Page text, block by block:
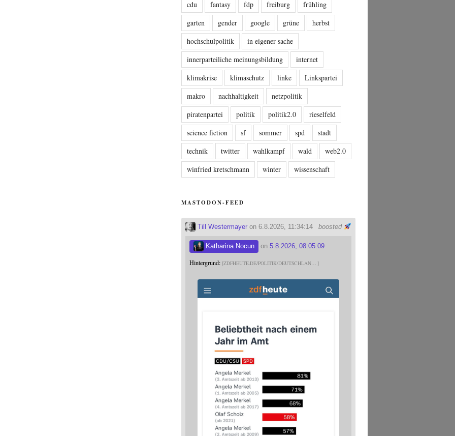
cdu
fantasy fdp freiburg
frühling
garten
gender google grüne
herbst
hochschulpolitik
in eigener sache
innerparteiliche meinungsbildung
internet
klimakrise
klimaschutz linke
Linkspartei
makro
nachhaltigkeit
netzpolitik
piratenpartei
politik politik2.0
rieselfeld
science fiction
sf sommer spd
stadt
technik
twitter wahlkampf wald
web2.0
winfried kretschmann
winter wissenschaft
MASTODON-FEED
boosted
Till Westermayer on 6.8.2026, 11:34:14
Katharina Nocun on5.8.2026, 08:05:09
Hintergrund: ZDFHEUTE.DE/POLITIK/DEUTSCHLAN